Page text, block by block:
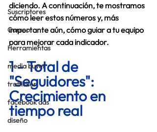
Suscriptores
Correo
Herramientas
media buyer
trafficker
facebook ads
diseño
diciendo. A continuación, te mostramos
cómo leer estos números y, más
importante aún, cómo guiar a tu equipo
para mejorar cada indicador.
1 - Total de
"Seguidores":
Crecimiento en
tiempo real